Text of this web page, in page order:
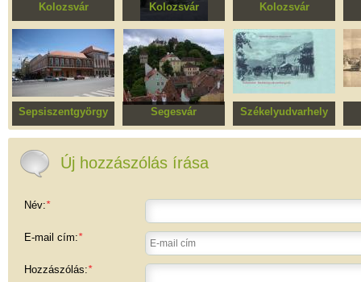
Kolozsvár
Ideg- és
elmegyógyászat
Kolozsvár
Kórház (Lechner
Károly villája)
Kolozsvár
Báthory-Apor
Szeminárium, ma a
Báthory Líceumé
(Szent József
Fiúnevelde)
Sepsiszentgyörgy
Központ
Segesvár
Erődítmény övezete
Székelyudvarhely
Kossuth Lajos utca
Új hozzászólás írása
Név:*
E-mail cím:*
Hozzászólás:*